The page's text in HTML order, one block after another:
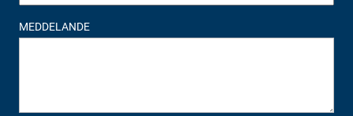
MEDDELANDE